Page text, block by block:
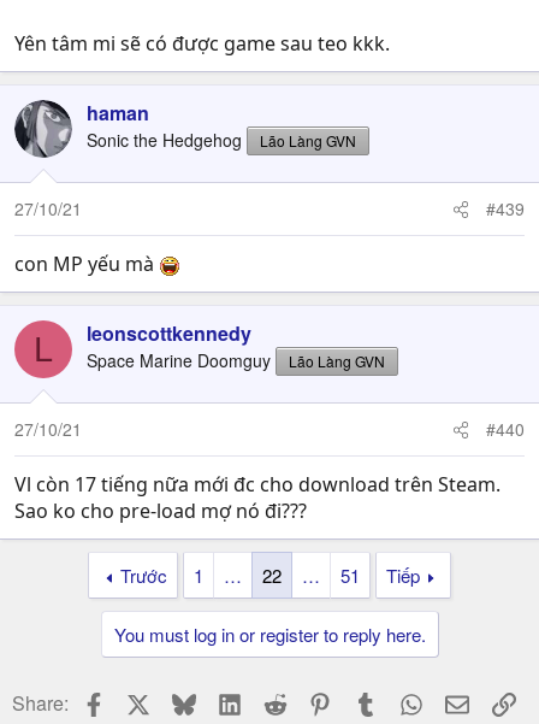
Yên tâm mi sẽ có được game sau teo kkk.
haman
Sonic the Hedgehog Lão Làng GVN
27/10/21 #439
con MP yếu mà
L leonscottkennedy
Space Marine Doomguy Lão Làng GVN
27/10/21 #440
Vl còn 17 tiếng nữa mới đc cho download trên Steam.
Sao ko cho pre-load mợ nó đi???
Trước 1 … 22 … 51 Tiếp
You must log in or register to reply here.
Share: Facebook BlueskyLinkedIn
Reddit PinterestTumblr WhatsApp
Email